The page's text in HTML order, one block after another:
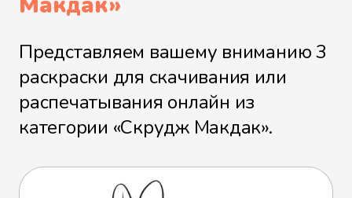
Представляем вашему вниманию 3
раскраски для скачивания или
распечатывания онлайн из
категории «Скрудж Макдак».